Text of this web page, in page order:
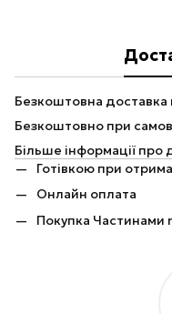
Безкоштовна доставка
Безкоштовно при
Більше інформації про
Готівкою при
Онлайн оплата
Покупка Частинами